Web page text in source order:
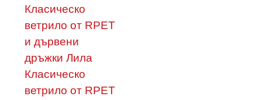
Класическо
ветрило от RPET
и дървени
дръжки Лила
Класическо
ветрило от RPET